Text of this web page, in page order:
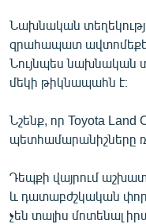
Հայերեն
English
Русский
ՀԵՏԵՎԵՔ ՄԵԶ
Նախնական
զրահապատ
Նույնպես նախնական
մեկի թիկնապահն է։
Նշենք, որ Toyota Land
պետհամարանիշները
Դեպքի վայրում
և դատաբժշկական
չեն տալիս մոտենալ